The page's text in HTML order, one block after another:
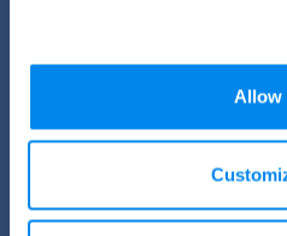
Allow
Servizio
Tutte le macchine necessitano